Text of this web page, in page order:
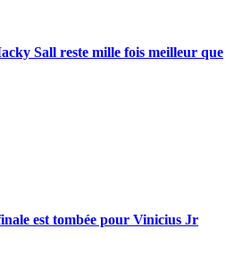
Sall reste mille fois meilleur que
est tombée pour Vinicius Jr